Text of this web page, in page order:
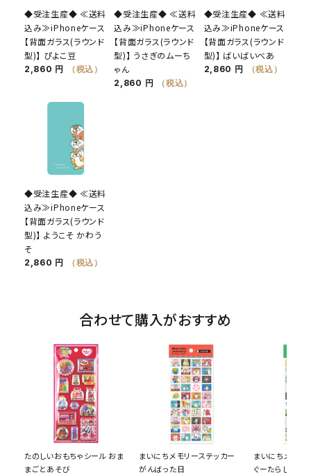
◆受注生産◆ ≪送料
込み≫iPhoneケース
【背面ガラス(ラウンド
型)】 ぴよこ豆
2,860 円 （税込）
◆受注生産◆ ≪送料
込み≫iPhoneケース
【背面ガラス(ラウンド
型)】 うさぎのムーち
ゃん
2,860 円 （税込）
◆受注生産◆ ≪送料
込み≫iPhoneケース
【背面ガラス(ラウンド
型)】 ばいばいべあ
2,860 円 （税込）
◆受注生産◆ ≪送料
込み≫iPhoneケース
【背面ガラス(ラウンド
型)】 ようこそ かわう
そ
2,860 円 （税込）
合わせて購入がおすすめ
たのしいおもちゃシール おま
まごとあそび
まいにちメモリーステッカー
がんばった日
まいにちメモリ
ぐーたらした日